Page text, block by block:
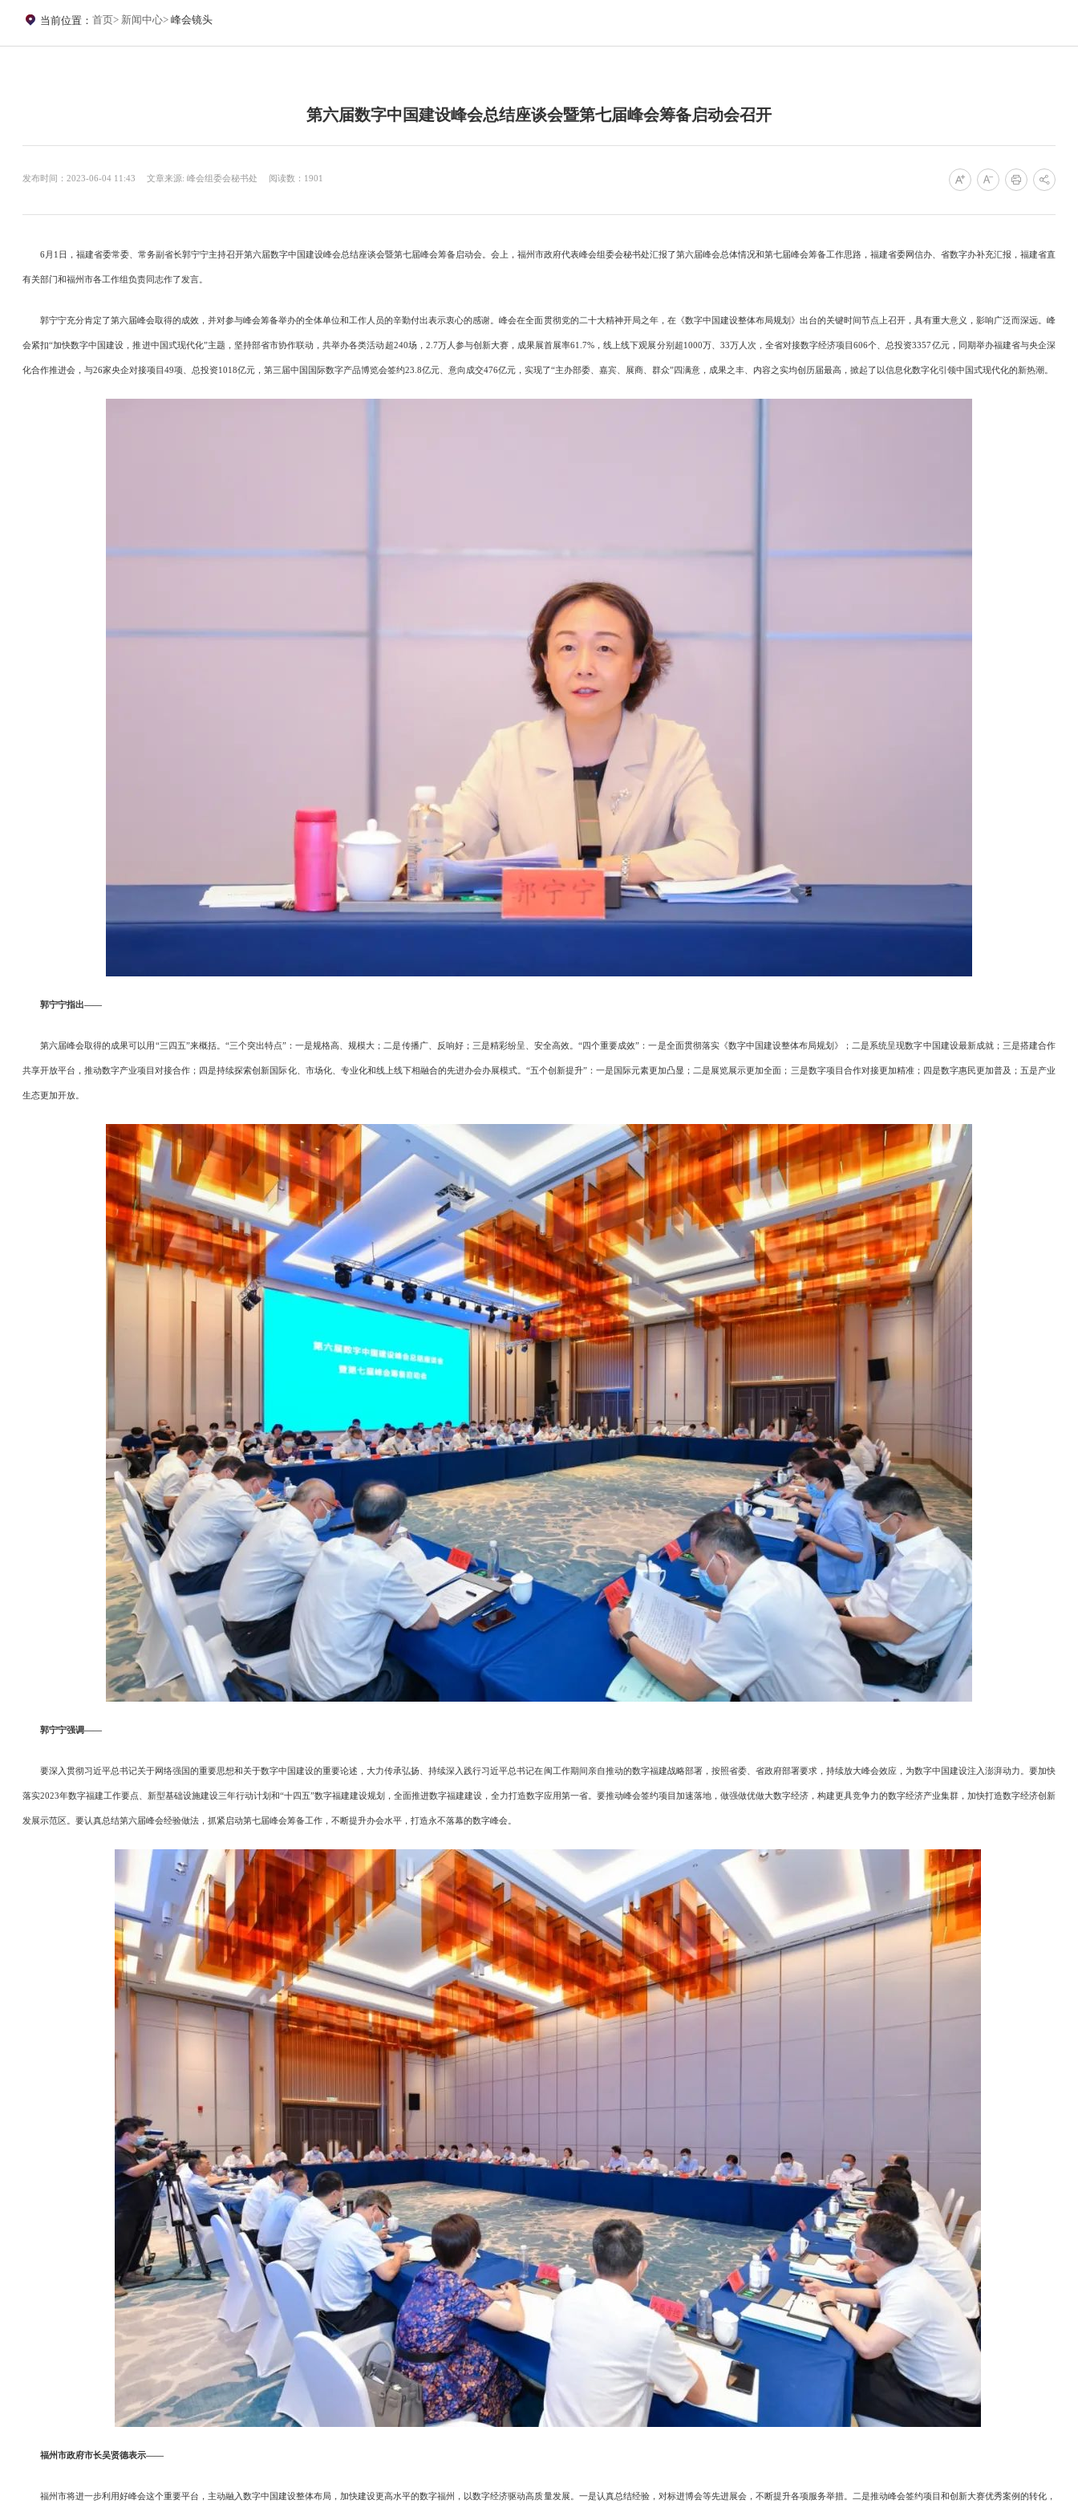
当前位置：首页 新闻中心 峰会镜头
第六届数字中国建设峰会总结座谈会暨第七届峰会筹备启动会召开
发布时间：2023-06-04 11:43 文章来源: 峰会组委会秘书处 阅读数：1901
6月1日，福建省委常委、常务副省长郭宁宁主持召开第六届数字中国建设峰会总结座谈会暨第七届峰会筹备启动会。会上，福州市政府代表峰会组委会秘书处汇报了第六届峰会总体情况和第七届峰会筹备工作思路，福建省委网信办、省数字办补充汇报，福建省直
有关部门和福州市各工作组负责同志作了发言。
郭宁宁充分肯定了第六届峰会取得的成效，并对参与峰会筹备举办的全体单位和工作人员的辛勤付出表示衷心的感谢。峰会在全面贯彻党的二十大精神开局之年，在《数字中国建设整体布局规划》出台的关键时间节点上召开，具有重大意义，影响广泛而深远。峰
会紧扣“加快数字中国建设，推进中国式现代化”主题，坚持部省市协作联动，共举办各类活动超240场，2.7万人参与创新大赛，成果展首展率61.7%，线上线下观展分别超1000万、33万人次，全省对接数字经济项目606个、总投资3357亿元，同期举办福建省与央企深
化合作推进会，与26家央企对接项目49项、总投资1018亿元，第三届中国国际数字产品博览会签约23.8亿元、意向成交476亿元，实现了“主办部委、嘉宾、展商、群众”四满意，成果之丰、内容之实均创历届最高，掀起了以信息化数字化引领中国式现代化的新热潮。
郭宁宁指出——
第六届峰会取得的成果可以用“三四五”来概括。“三个突出特点”：一是规格高、规模大；二是传播广、反响好；三是精彩纷呈、安全高效。“四个重要成效”：一是全面贯彻落实《数字中国建设整体布局规划》；二是系统呈现数字中国建设最新成就；三是搭建合作
共享开放平台，推动数字产业项目对接合作；四是持续探索创新国际化、市场化、专业化和线上线下相融合的先进办会办展模式。“五个创新提升”：一是国际元素更加凸显；二是展览展示更加全面；三是数字项目合作对接更加精准；四是数字惠民更加普及；五是产业
生态更加开放。
郭宁宁强调——
要深入贯彻习近平总书记关于网络强国的重要思想和关于数字中国建设的重要论述，大力传承弘扬、持续深入践行习近平总书记在闽工作期间亲自推动的数字福建战略部署，按照省委、省政府部署要求，持续放大峰会效应，为数字中国建设注入澎湃动力。要加快
落实2023年数字福建工作要点、新型基础设施建设三年行动计划和“十四五”数字福建建设规划，全面推进数字福建建设，全力打造数字应用第一省。要推动峰会签约项目加速落地，做强做优做大数字经济，构建更具竞争力的数字经济产业集群，加快打造数字经济创新
发展示范区。要认真总结第六届峰会经验做法，抓紧启动第七届峰会筹备工作，不断提升办会水平，打造永不落幕的数字峰会。
福州市政府市长吴贤德表示——
福州市将进一步利用好峰会这个重要平台，主动融入数字中国建设整体布局，加快建设更高水平的数字福州，以数字经济驱动高质量发展。一是认真总结经验，对标进博会等先进展会，不断提升各项服务举措。二是推动峰会签约项目和创新大赛优秀案例的转化，